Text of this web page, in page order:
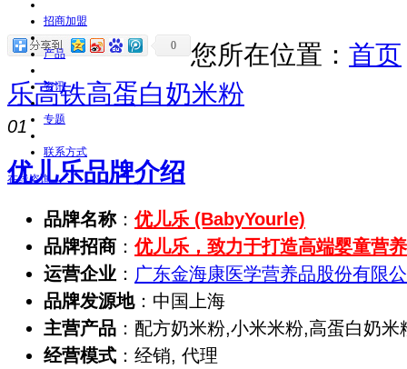
招商加盟
产品
资讯
专题
联系方式
在线咨询
0 您所在位置： 首页
乐高铁高蛋白奶米粉
01
优儿乐品牌介绍
品牌名称：优儿乐 (BabyYourle)
品牌招商 ：优儿乐，致力于打造高端婴童营
运营企业 ： 广东金海康医学营养品股份有限
品牌发源地：中国上海
主营产品 ：配方奶米粉,小米米粉,高蛋白奶
经营模式 ：经销, 代理